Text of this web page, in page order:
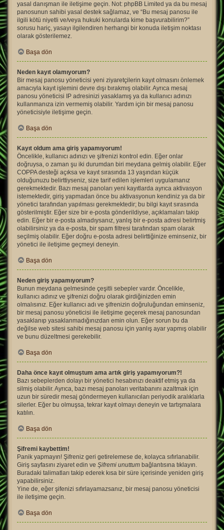
yasal danışman ile iletişime geçin. Not: phpBB Limited ya da bu mesaj
panosunun sahibi yasal destek sağlamaz, ve “Bu mesaj panosu ile
ilgili kötü niyetli ve/veya hukuki konularda kime başvurabilirim?”
sorusu hariç, yasayı ilgilendiren herhangi bir konuda iletişim noktası
olarak gösterilemez.
Başa dön
Neden kayıt olamıyorum?
Bir mesaj panosu yöneticisi yeni ziyaretçilerin kayıt olmasını önlemek
amacıyla kayıt işlemini devre dışı bırakmış olabilir. Ayrıca mesaj
panosu yöneticisi IP adresinizi yasaklamış ya da kullanıcı adınızı
kullanmanıza izin vermemiş olabilir. Yardım için bir mesaj panosu
yöneticisiyle iletişime geçin.
Başa dön
Kayıt oldum ama giriş yapamıyorum!
Öncelikle, kullanıcı adınızı ve şifrenizi kontrol edin. Eğer onlar
doğruysa, o zaman şu iki durumdan biri meydana gelmiş olabilir. Eğer
COPPA desteği açıksa ve kayıt sırasında 13 yaşından küçük
olduğunuzu belirttiyseniz, size tarif edilen işlemleri uygulamanız
gerekmektedir. Bazı mesaj panoları yeni kayıtlarda ayrıca aktivasyon
istemektedir, giriş yapmadan önce bu aktivasyonun kendiniz ya da bir
yönetici tarafından yapılması gerekmektedir; bu bilgi kayıt sırasında
gösterilmiştir. Eğer size bir e-posta gönderildiyse, açıklamaları takip
edin. Eğer bir e-posta almadıysanız, yanlış bir e-posta adresi belirtmiş
olabilirsiniz ya da e-posta, bir spam filtresi tarafından spam olarak
seçilmiş olabilir. Eğer doğru e-posta adresi belirttiğinize eminseniz, bir
yönetici ile iletişime geçmeyi deneyin.
Başa dön
Neden giriş yapamıyorum?
Bunun meydana gelmesinde çeşitli sebepler vardır. Öncelikle,
kullanıcı adınız ve şifrenizi doğru olarak girdiğinizden emin
olmalısınız. Eğer kullanıcı adı ve şifrenizin doğruluğundan eminseniz,
bir mesaj panosu yöneticisi ile iletişime geçerek mesaj panosundan
yasaklanıp yasaklanmadığınızdan emin olun. Eğer sorun bu da
değilse web sitesi sahibi mesaj panosu için yanlış ayar yapmış olabilir
ve bunu düzeltmesi gerekebilir.
Başa dön
Daha önce kayıt olmuştum ama artık giriş yapamıyorum?!
Bazı sebeplerden dolayı bir yönetici hesabınızı deaktif etmiş ya da
silmiş olabilir. Ayrıca, bazı mesaj panoları veritabanını azaltmak için
uzun bir süredir mesaj göndermeyen kullanıcıları periyodik aralıklarla
silerler. Eğer bu olmuşsa, tekrar kayıt olmayı deneyin ve tartışmalara
katılın.
Başa dön
Şifremi kaybettim!
Panik yapmayın! Şifreniz geri getirelemese de, kolayca sıfırlanabilir.
Giriş sayfasını ziyaret edin ve Şifremi unuttum bağlantısına tıklayın.
Buradaki talimatları takip ederek kısa bir süre içerisinde yeniden giriş
yapabilirsiniz.
Yine de, eğer şifenizi sıfırlayamazsanız, bir mesaj panosu yöneticisi
ile iletişime geçin.
Başa dön